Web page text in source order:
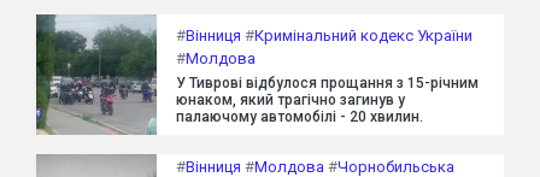
#Вінниця #Кримінальний кодекс України
#Молдова
У Тиврові відбулося прощання з 15-річним
юнаком, який трагічно загинув у
палаючому автомобілі - 20 хвилин.
#Вінниця #Молдова #Чорнобильська